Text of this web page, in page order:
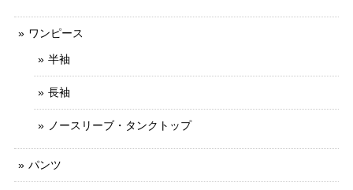
ワンピース
半袖
長袖
ノースリーブ・タンクトップ
パンツ